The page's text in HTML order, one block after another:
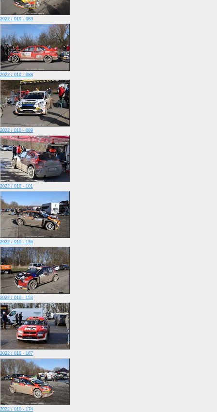
2022 / 010 - 083
2022 / 010 - 088
2022 / 010 - 089
2022 / 010 - 101
2022 / 010 - 136
2022 / 010 - 153
2022 / 010 - 167
2022 / 010 - 174